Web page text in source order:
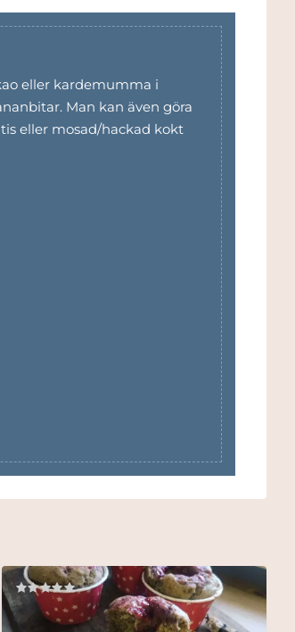
eller kardemumma i
Man kan även göra
eller mosad/hackad kokt